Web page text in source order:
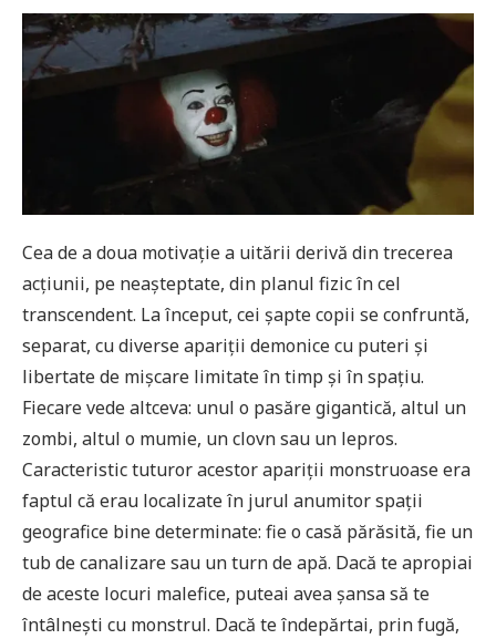
Cea de a doua motivație a uitării derivă din trecerea
acțiunii, pe neașteptate, din planul fizic în cel
transcendent. La început, cei șapte copii se confruntă,
separat, cu diverse apariții demonice cu puteri și
libertate de mișcare limitate în timp și în spațiu.
Fiecare vede altceva: unul o pasăre gigantică, altul un
zombi, altul o mumie, un clovn sau un lepros.
Caracteristic tuturor acestor apariții monstruoase era
faptul că erau localizate în jurul anumitor spații
geografice bine determinate: fie o casă părăsită, fie un
tub de canalizare sau un turn de apă. Dacă te apropiai
de aceste locuri malefice, puteai avea șansa să te
întâlnești cu monstrul. Dacă te îndepărtai, prin fugă,